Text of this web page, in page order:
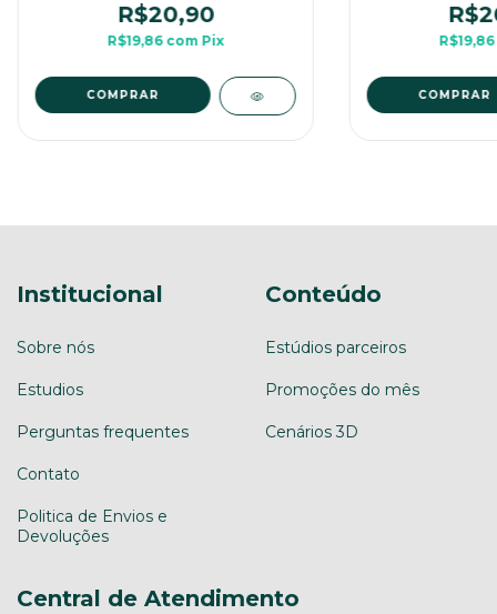
R$20,90
R$19,86 com Pix
COMPRAR
R$19,86
COMPRAR
Institucional
Sobre nós
Estudios
Perguntas frequentes
Contato
Politica de Envios e
Devoluções
Conteúdo
Estúdios parceiros
Promoções do mês
Cenários 3D
Central de Atendimento